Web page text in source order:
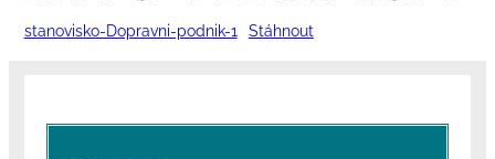
stanovisko-Dopravni-podnik-1 Stáhnout